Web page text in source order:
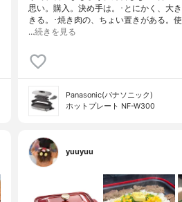
思い。購入。決め手は。･とにかく、大
きる。･焼き肉の、ちょい置きがある。
…続きを見る
Panasonic(パナソニック)
ホットプレート NF-W300
yuuyuu